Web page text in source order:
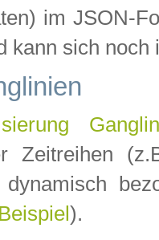
im JSON-
kann sich noch
Zeitreihen
dynamisch
Beispiel ).